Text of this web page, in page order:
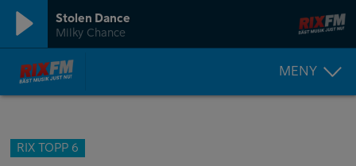
Stolen Dance
Milky Chance
MENY
RIX TOPP 6